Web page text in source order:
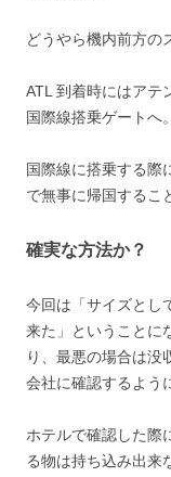
どうやら機内前方の
ATL 到着時にはアテ
国際線搭乗ゲートへ。
国際線に搭乗する際
で無事に帰国するこ
確実な方法か？
今回は「サイズとし
来た」ということに
り、最悪の場合は没
会社に確認するよう
ホテルで確認した際
る物は持ち込み出来